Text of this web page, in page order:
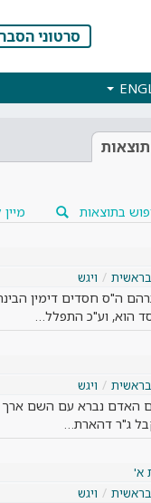
סרטוני
בתוצאות
בראשית ויגש
ה"ס חסדים דימין
הוא, וע"כ התפלל…
בראשית ויגש
נברא עם השם ארך
ג"ר דהארת…
א'
בראשית ויגש